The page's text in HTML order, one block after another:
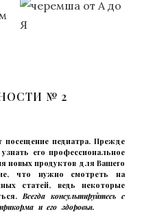
№ 2
посещение педиатра. Прежде
его профессиональное
новых продуктов для Вашего
что нужно смотреть на
статей, ведь некоторые
Всегда консультируйтесь с
и его здоровья.